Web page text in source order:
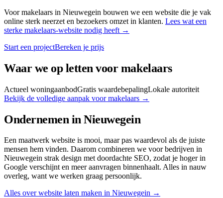
Voormakelaars in Nieuwegein bouwen we een website die je vak
online sterk neerzet en bezoekers omzet in klanten. Lees wat een
sterke makelaars-website nodig heeft →
Start een projectBereken je prijs
Waar we op letten voormakelaars
Actueel woningaanbodGratis waardebepalingLokale autoriteit
Bekijk de volledige aanpak voormakelaars →
Ondernemen inNieuwegein
Een maatwerk website is mooi, maar pas waardevol als de juiste
mensen hem vinden. Daarom combineren we voor bedrijven in
Nieuwegein strak design met doordachte SEO, zodat je hoger in
Google verschijnt en meer aanvragen binnenhaalt. Alles in nauw
overleg, want we werken graag persoonlijk.
Alles over website laten maken in Nieuwegein →